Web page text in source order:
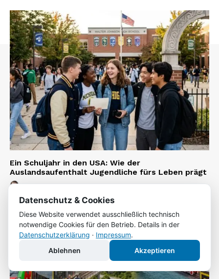
Ein Schuljahr in den USA: Wie der
Auslandsaufenthalt Jugendliche fürs Leben prägt
Tobias Friedrich - 21. Juli 2026
Datenschutz & Cookies
Diese Website verwendet ausschließlich technisch
notwendige Cookies für den Betrieb. Details in der
Datenschutzerklärung · Impressum.
Ablehnen
Akzeptieren